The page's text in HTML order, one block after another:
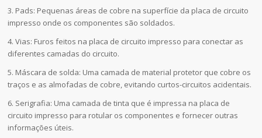
3. Pads: Pequenas áreas de cobre na superfície da placa de circuito
impresso onde os componentes são soldados.
4. Vias: Furos feitos na placa de circuito impresso para conectar as
diferentes camadas do circuito.
5. Máscara de solda: Uma camada de material protetor que cobre os
traços e as almofadas de cobre, evitando curtos-circuitos acidentais.
6. Serigrafia: Uma camada de tinta que é impressa na placa de
circuito impresso para rotular os componentes e fornecer outras
informações úteis.